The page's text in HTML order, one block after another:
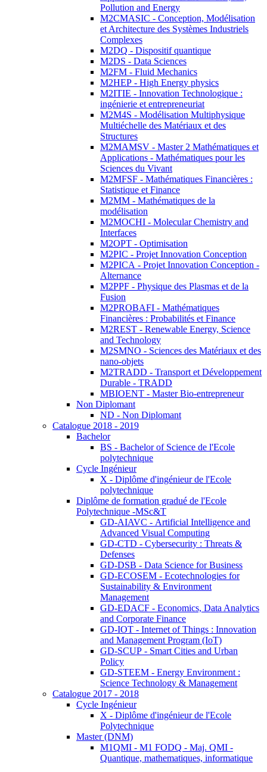
Pollution and Energy
M2CMASIC - Conception, Modélisation
et Architecture des Systèmes Industriels
Complexes
M2DQ - Dispositif quantique
M2DS - Data Sciences
M2FM - Fluid Mechanics
M2HEP - High Energy physics
M2ITIE - Innovation Technologique :
ingénierie et entrepreneuriat
M2M4S - Modélisation Multiphysique
Multiéchelle des Matériaux et des
Structures
M2MAMSV - Master 2 Mathématiques et
Applications - Mathématiques pour les
Sciences du Vivant
M2MFSF - Mathématiques Financières :
Statistique et Finance
M2MM - Mathématiques de la
modélisation
M2MOCHI - Molecular Chemistry and
Interfaces
M2OPT - Optimisation
M2PIC - Projet Innovation Conception
M2PICA - Projet Innovation Conception -
Alternance
M2PPF - Physique des Plasmas et de la
Fusion
M2PROBAFI - Mathématiques
Financières : Probabilités et Finance
M2REST - Renewable Energy, Science
and Technology
M2SMNO - Sciences des Matériaux et des
nano-objets
M2TRADD - Transport et Développement
Durable - TRADD
MBIOENT - Master Bio-entrepreneur
Non Diplomant
ND - Non Diplomant
Catalogue 2018 - 2019
Bachelor
BS - Bachelor of Science de l'Ecole
polytechnique
Cycle Ingénieur
X - Diplôme d'ingénieur de l'Ecole
polytechnique
Diplôme de formation gradué de l'Ecole
Polytechnique -MSc&T
GD-AIAVC - Artificial Intelligence and
Advanced Visual Computing
GD-CTD - Cybersecurity : Threats &
Defenses
GD-DSB - Data Science for Business
GD-ECOSEM - Ecotechnologies for
Sustainability & Environment
Management
GD-EDACF - Economics, Data Analytics
and Corporate Finance
GD-IOT - Internet of Things : Innovation
and Management Program (IoT)
GD-SCUP - Smart Cities and Urban
Policy
GD-STEEM - Energy Environment :
Science Technology & Management
Catalogue 2017 - 2018
Cycle Ingénieur
X - Diplôme d'ingénieur de l'Ecole
Polytechnique
Master (DNM)
M1QMI - M1 FODQ - Maj. QMI -
Quantique, mathematiques, informatique